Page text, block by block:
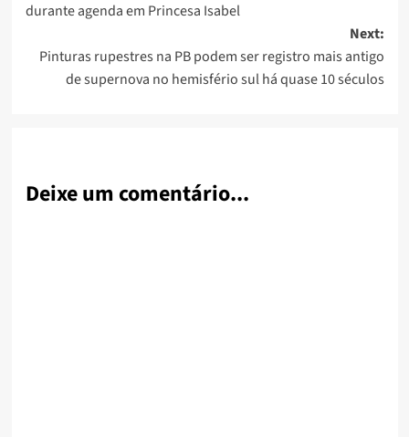
durante agenda em Princesa Isabel
Next:
Pinturas rupestres na PB podem ser registro mais antigo
de supernova no hemisfério sul há quase 10 séculos
Deixe um comentário...